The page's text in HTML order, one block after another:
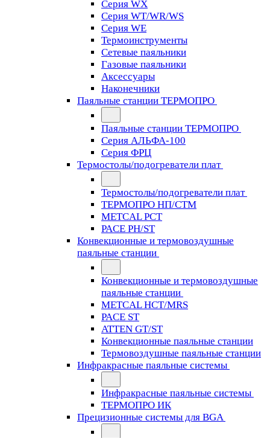
Серия WX
Серия WT/WR/WS
Серия WE
Термоинструменты
Сетевые паяльники
Газовые паяльники
Аксессуары
Наконечники
Паяльные станции ТЕРМОПРО
Паяльные станции ТЕРМОПРО
Серия АЛЬФА-100
Серия ФРЦ
Термостолы/подогреватели плат
Термостолы/подогреватели плат
ТЕРМОПРО НП/СТМ
METCAL PCT
PACE PH/ST
Конвекционные и термовоздушные
паяльные станции
Конвекционные и термовоздушные
паяльные станции
METCAL HCT/MRS
PACE ST
ATTEN GT/ST
Конвекционные паяльные станции
Термовоздушные паяльные станции
Инфракрасные паяльные системы
Инфракрасные паяльные системы
ТЕРМОПРО ИК
Прецизионные системы для BGA